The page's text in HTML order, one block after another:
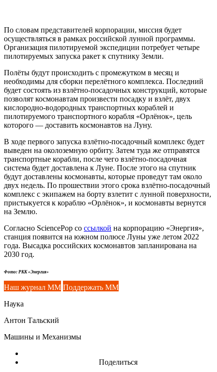
По словам представителей корпорации, миссия будет
осуществляться в рамках российской лунной программы.
Организация пилотируемой экспедиции потребует четыре
пилотируемых запуска ракет к спутнику Земли.
Полёты будут происходить с промежутком в месяц и
необходимы для сборки перелётного комплекса. Последний
будет состоять из взлётно-посадочных конструкций, которые
позволят космонавтам произвести посадку и взлёт, двух
кислородно-водородных транспортных кораблей и
пилотируемого транспортного корабля «Орлёнок», цель
которого — доставить космонавтов на Луну.
В ходе первого запуска взлётно-посадочный комплекс будет
выведен на околоземную орбиту. Затем туда же отправятся
транспортные корабли, после чего взлётно-посадочная
система будет доставлена к Луне. После этого на спутник
будут доставлены космонавты, которые проведут там около
двух недель. По прошествии этого срока взлётно-посадочный
комплекс с экипажем на борту взлетит с лунной поверхности,
пристыкуется к кораблю «Орлёнок», и космонавты вернутся
на Землю.
Согласно SciencePop со ссылкой на корпорацию «Энергия»,
станция появится на южном полюсе Луны уже летом 2022
года. Высадка российских космонавтов запланирована на
2030 год.
Фото: РКК «Энергия»
Наш журнал ММ Поддержать ММ
Наука
Антон Тальский
Машины и Механизмы
Поделиться